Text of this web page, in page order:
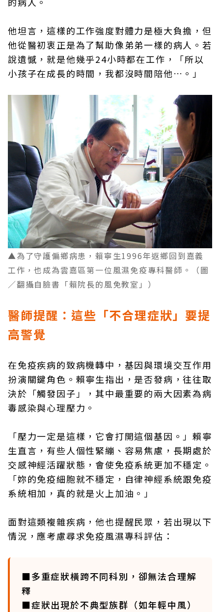
他坦言，這樣的工作強度對體力是極大負擔，但
他從醫初衷正是為了幫助像弟弟一樣的病人。若
說遺憾，就是他幾乎24小時都在工作，「所以
小孩子在成長的時間，我都沒時間陪他…。」
▲為了守護偏鄉病患，賴寧生1996年返鄉回到嘉義
工作，也成為雲嘉區第一位風濕免疫專科醫師。（圖
／翻攝自臉書「賴院長的風免教室」）
醫師提醒：這些「不合理症狀」要提
高警覺
在免疫疾病的致病機轉中，基因與環境交互作用
扮演關鍵角色。賴寧生指出，是否發病，往往取
決於「觸發因子」，其中最重要的兩大因素為病
毒感染與心理壓力。
「壓力一定是這樣，它會打開這個基因。」賴寧
生直言，有些人個性緊繃、容易焦慮，長期處於
交感神經活躍狀態，會使免疫系統更加不穩定。
「妳的免疫細胞就不穩定，自律神經系統跟免疫
系統相加，真的就是火上加油。」
面對這類複雜疾病，他也提醒民眾，若出現以下
情況，應考慮尋求免疫風濕專科評估：
■多重症狀橫跨不同科別，卻無法合理解
釋
■症狀出現於不典型族群（如年輕中風）